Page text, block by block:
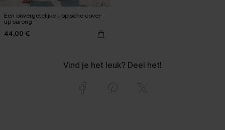
Een onvergetelijke tropische cover-
up sarong
44,00 €
Vind je het leuk? Deel het!